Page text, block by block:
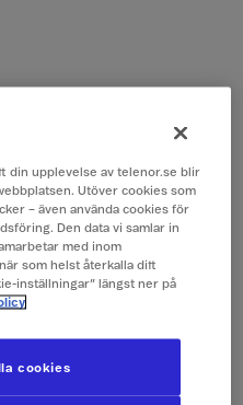
din upplevelse av telenor.se blir
Utöver cookies som
– även använda cookies för
Den data vi samlar in
med inom
som helst återkalla ditt
inställningar” längst ner på
cookies